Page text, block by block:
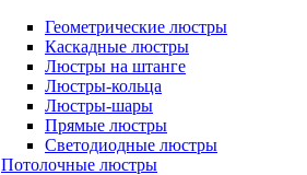
Геометрические люстры
Каскадные люстры
Люстры на штанге
Люстры-кольца
Люстры-шары
Прямые люстры
Светодиодные люстры
Потолочные люстры